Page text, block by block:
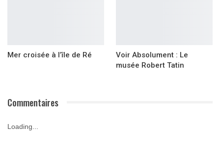
Mer croisée à l’île de Ré
Voir Absolument : Le
musée Robert Tatin
Commentaires
Loading...